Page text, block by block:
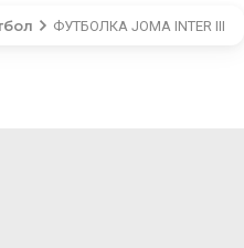
ФУТБОЛКА JOMA INTER III